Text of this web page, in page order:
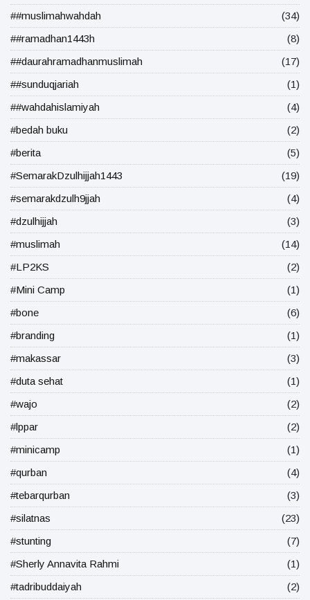
##muslimahwahdah
(34)
##ramadhan1443h
(8)
##daurahramadhanmuslimah
(17)
##sunduqjariah
(1)
##wahdahislamiyah
(4)
#bedah buku
(2)
#berita
(5)
#SemarakDzulhijjah1443
(19)
#semarakdzulh9jjah
(4)
#dzulhijjah
(3)
#muslimah
(14)
#LP2KS
(2)
#Mini Camp
(1)
#bone
(6)
#branding
(1)
#makassar
(3)
#duta sehat
(1)
#wajo
(2)
#lppar
(2)
#minicamp
(1)
#qurban
(4)
#tebarqurban
(3)
#silatnas
(23)
#stunting
(7)
#Sherly Annavita Rahmi
(1)
#tadribuddaiyah
(2)